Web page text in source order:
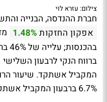
צילום: עזרא לוי
חברת ההנדסה, הבנייה
אפקון החזקות 1.48%
6.7% ברבעון המקביל אשתקד.